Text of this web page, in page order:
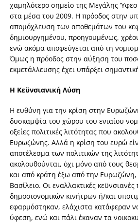
χαμηλότερο σημείο της Μεγάλης
στα μέσα του 2009. Η πρόοδος στην
απομόχλευση των αποθεμάτων του
δημιουργημένου, προηγουμένως,
ενώ ακόμα αποφεύγεται από τη
Όμως η πρόοδος στην αύξηση του
εκμετάλλευσης έχει υπάρξει
Η Κεϋνσιανική Λύση
Η ευθύνη για την κρίση στην
δυσκαμψία του χώρου του ενιαίου
οξείες πολιτικές λιτότητας που
Ευρωζώνης. Αλλά η κρίση του ευρώ
αποτέλεσμα των πολιτικών της
ακολουθούνται, όχι μόνο από τους
και από κράτη έξω από την
Βασίλειο. Οι εναλλακτικές κεϋνσιανές
δημοσιονομικών κινήτρων ή/και
εφαρμόστηκαν, ελάχιστα κατάφεραν
ύφεση, ενώ και πάλι έκαναν τα